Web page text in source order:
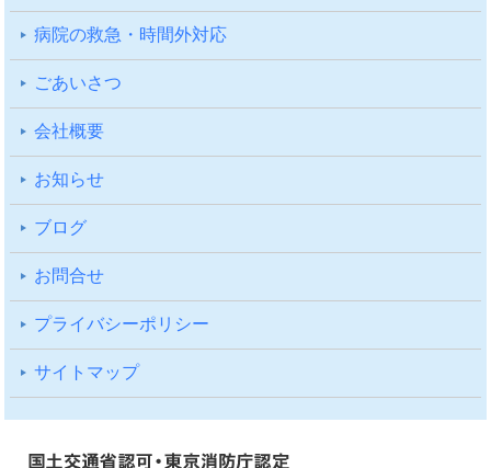
病院の救急・時間外対応
ごあいさつ
会社概要
お知らせ
ブログ
お問合せ
プライバシーポリシー
サイトマップ